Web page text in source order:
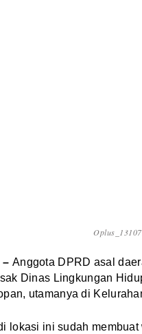
– Anggota DPRD asal
Dinas Lingkungan
utamanya di
lokasi ini sudah